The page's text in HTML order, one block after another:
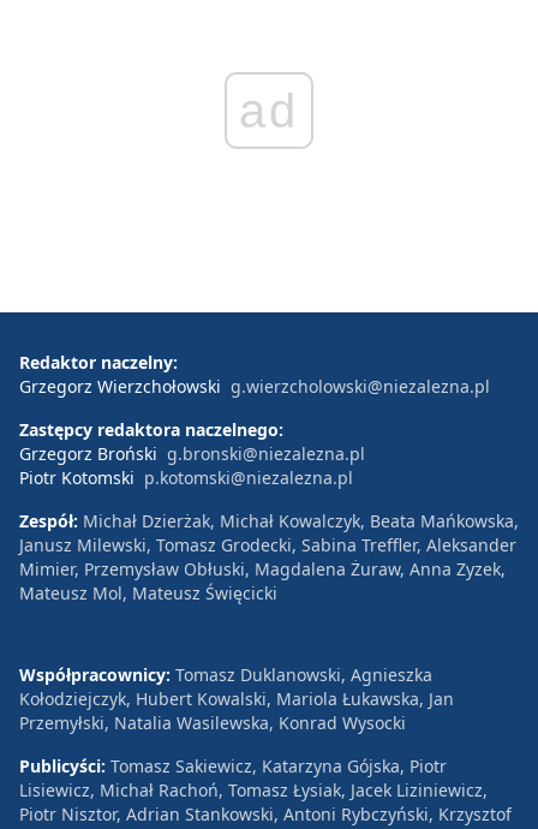
ad
Redaktor naczelny:
Grzegorz Wierzchołowski g.wierzcholowski@niezalezna.pl
Zastępcy redaktora naczelnego:
Grzegorz Broński g.bronski@niezalezna.pl
Piotr Kotomski p.kotomski@niezalezna.pl
Zespół: Michał Dzierżak, Michał Kowalczyk, Beata Mańkowska,
Janusz Milewski, Tomasz Grodecki, Sabina Treffler, Aleksander
Mimier, Przemysław Obłuski, Magdalena Żuraw, Anna Zyzek,
Mateusz Mol, Mateusz Święcicki
Współpracownicy: Tomasz Duklanowski, Agnieszka
Kołodziejczyk, Hubert Kowalski, Mariola Łukawska, Jan
Przemyłski, Natalia Wasilewska, Konrad Wysocki
Publicyści: Tomasz Sakiewicz, Katarzyna Gójska, Piotr
Lisiewicz, Michał Rachoń, Tomasz Łysiak, Jacek Liziniewicz,
Piotr Nisztor, Adrian Stankowski, Antoni Rybczyński, Krzysztof